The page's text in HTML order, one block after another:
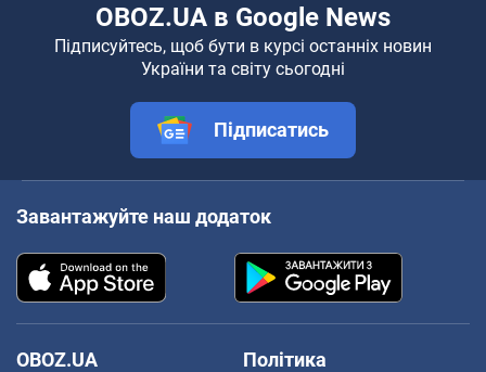
OBOZ.UA в Google News
Підписуйтесь, щоб бути в курсі останніх новин
України та світу сьогодні
Підписатись
Завантажуйте наш додаток
OBOZ.UA
Політика